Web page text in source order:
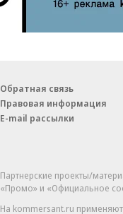
Обратная связь
Правовая информация
E-mail рассылки
Партнерские проекты/
«Промо» и «Официальное
На kommersant.ru